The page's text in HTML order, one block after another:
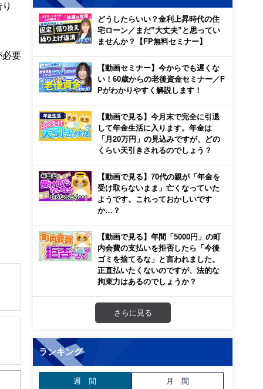
必要
き
ナ
どうしたらいい？金利上昇時代の住
宅ローン／まだ”大丈夫”と思ってい
ませんか？【FP無料セミナー】
【動画セミナー】今からでも遅くな
い！60歳からの老後資金セミナー／F
Pがわかりやすく解説します！
【動画で見る】今月末で完全に引退
して年金生活に入ります。年金は
「月20万円」の見込みですが、どの
くらい天引きされるのでしょう？
【動画で見る】70代の親が「年金を
受け取らないまま」亡くなっていた
ようです。これっておかしいです
か…？
【動画で見る】年間「5000円」の町
内会費の支払いを拒否したら「今後
ゴミを捨てるな」と言われました。
正直払いたくないのですが、法的な
拘束力はあるのでしょうか？
さらに見る
ランキング
週 間 月 間